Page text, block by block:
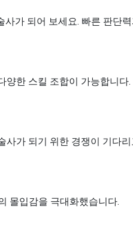
가 되어 보세요. 빠른 판단
양한 스킬 조합이 가능합니다
사가 되기 위한 경쟁이 기다
몰입감을 극대화했습니다.